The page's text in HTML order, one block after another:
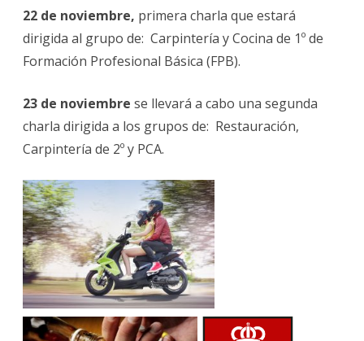
22 de noviembre, primera charla que estará
dirigida al grupo de: Carpintería y Cocina de 1º de
Formación Profesional Básica (FPB).
23 de noviembre se llevará a cabo una segunda
charla dirigida a los grupos de: Restauración,
Carpintería de 2º y PCA.